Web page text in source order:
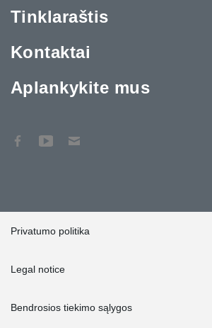
Tinklaraštis
Kontaktai
Aplankykite mus
Privatumo politika
Legal notice
Bendrosios tiekimo sąlygos